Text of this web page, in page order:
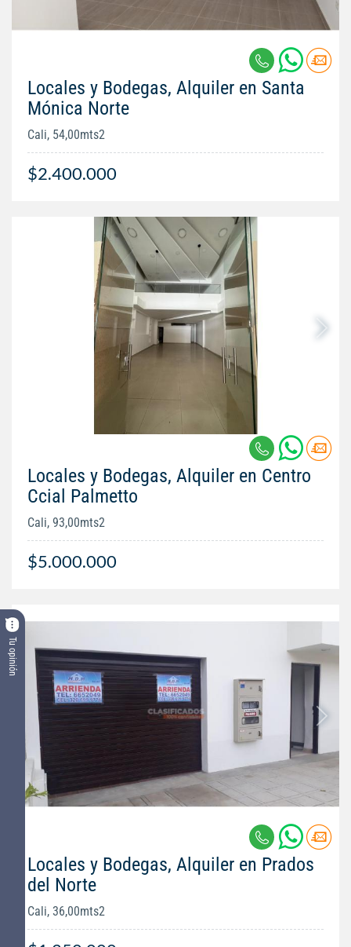
Tu opinión
Locales y Bodegas, Alquiler en Santa
Mónica Norte
Cali, 54,00mts2
$2.400.000
Locales y Bodegas, Alquiler en Centro
Ccial Palmetto
Cali, 93,00mts2
$5.000.000
Locales y Bodegas, Alquiler en Prados
del Norte
Cali, 36,00mts2